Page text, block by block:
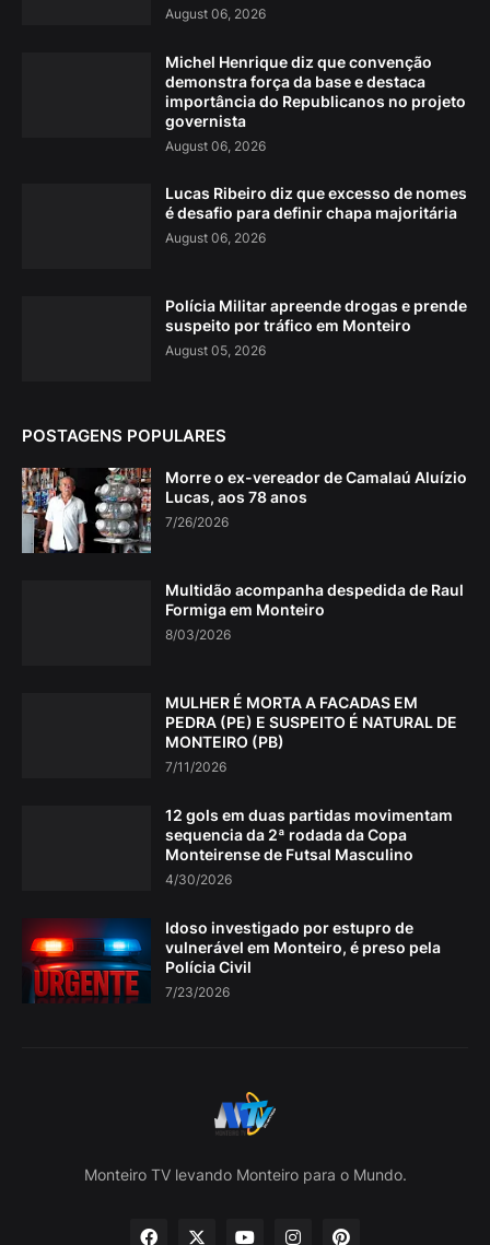
August 06, 2026
Michel Henrique diz que convenção
demonstra força da base e destaca
importância do Republicanos no projeto
governista
August 06, 2026
Lucas Ribeiro diz que excesso de nomes
é desafio para definir chapa majoritária
August 06, 2026
Polícia Militar apreende drogas e prende
suspeito por tráfico em Monteiro
August 05, 2026
POSTAGENS POPULARES
Morre o ex-vereador de Camalaú Aluízio
Lucas, aos 78 anos
7/26/2026
Multidão acompanha despedida de Raul
Formiga em Monteiro
8/03/2026
MULHER É MORTA A FACADAS EM
PEDRA (PE) E SUSPEITO É NATURAL DE
MONTEIRO (PB)
7/11/2026
12 gols em duas partidas movimentam
sequencia da 2ª rodada da Copa
Monteirense de Futsal Masculino
4/30/2026
Idoso investigado por estupro de
vulnerável em Monteiro, é preso pela
Polícia Civil
7/23/2026
Monteiro TV levando Monteiro para o Mundo.